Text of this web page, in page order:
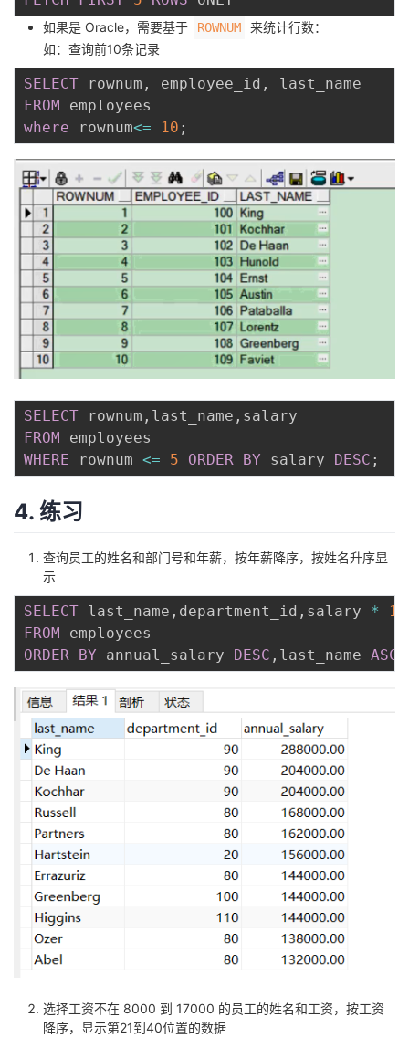
如果是 Oracle，需要基于 ROWNUM
来统计行数：
如：查询前10条记录
SELECT rownum , employee_id ,
FROM
where rownum<= 10 ;
SELECT rownum , last_name ,
FROM
WHERE rownum <= 5 ORDER BY salary DESC ;
4. 练习
查询员工的姓名和部门号和年薪，按年薪降序，按姓名升序显
示
SELECT last_name , department_id , salary *
12
FROM
ORDER
BY annual_salary DESC , last_name ASC
选择工资不在 8000 到 17000 的员工的姓名和工资，按工资
降序，显示第21到40位置的数据